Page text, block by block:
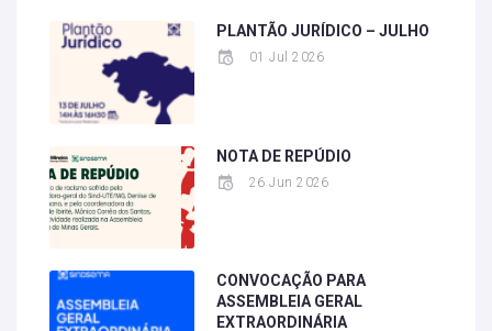
PLANTÃO JURÍDICO – JULHO
01 Jul 2026
NOTA DE REPÚDIO
26 Jun 2026
CONVOCAÇÃO PARA
ASSEMBLEIA GERAL
EXTRAORDINÁRIA